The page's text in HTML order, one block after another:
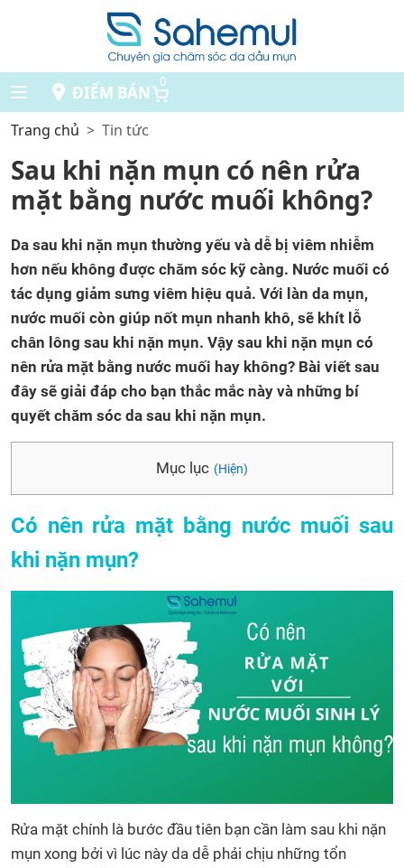
ĐIỂM BÁN
0
Trang chủ Tin tức
Sau khi nặn mụn có nên rửa
mặt bằng nước muối không?
Da sau khi nặn mụn thường yếu và dễ bị viêm nhiễm
hơn nếu không được chăm sóc kỹ càng. Nước muối có
tác dụng giảm sưng viêm hiệu quả. Với làn da mụn,
nước muối còn giúp nốt mụn nhanh khô, sẽ khít lỗ
chân lông sau khi nặn mụn. Vậy sau khi nặn mụn có
nên rửa mặt bằng nước muối hay không? Bài viết sau
đây sẽ giải đáp cho bạn thắc mắc này và những bí
quyết chăm sóc da sau khi nặn mụn.
Mục lục (Hiện)
Có nên rửa mặt bằng nước muối sau
khi nặn mụn?
Rửa mặt chính là bước đầu tiên bạn cần làm sau khi nặn
mụn xong bởi vì lúc này da dễ phải chịu những tổn